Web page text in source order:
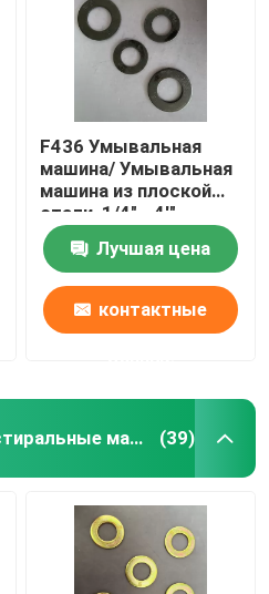
F436 Умывальная
машина/ Умывальная
машина из плоской
стали, 1/4" - 4'",
черный оксид
Лучшая цена
контактные
Стертые стальные стиральные машины (39)